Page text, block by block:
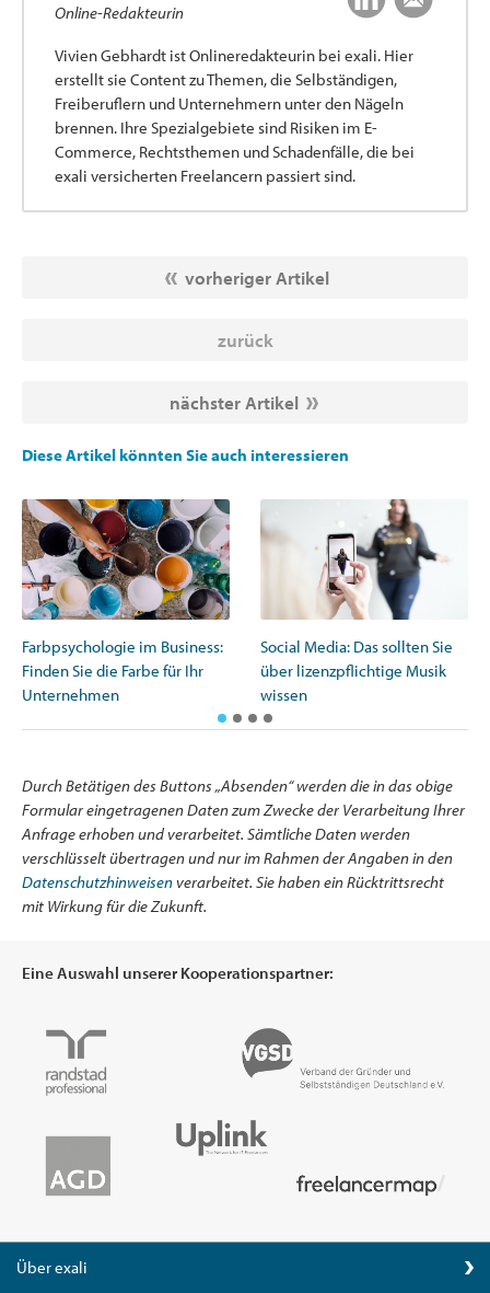
Online-Redakteurin
Vivien Gebhardt ist Onlineredakteurin bei exali. Hier
erstellt sie Content zu Themen, die Selbständigen,
Freiberuflern und Unternehmern unter den Nägeln
brennen. Ihre Spezialgebiete sind Risiken im E-
Commerce, Rechtsthemen und Schadenfälle, die bei
exali versicherten Freelancern passiert sind.
vorheriger Artikel
zurück
nächster Artikel
Diese Artikel könnten Sie auch interessieren
Farbpsychologie im Business:
Finden Sie die Farbe für Ihr
Unternehmen
Social Media: Das sollten Sie
über lizenzpflichtige Musik
wissen
Durch Betätigen des Buttons „Absenden“ werden die in das obige
Formular eingetragenen Daten zum Zwecke der Verarbeitung Ihrer
Anfrage erhoben und verarbeitet. Sämtliche Daten werden
verschlüsselt übertragen und nur im Rahmen der Angaben in den
Datenschutzhinweisenverarbeitet. Sie haben ein Rücktrittsrecht
mit Wirkung für die Zukunft.
Eine Auswahl unserer Kooperationspartner:
Über exali